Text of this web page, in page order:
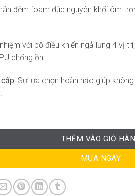
đệm foam đúc nguyên khối ôm
với bộ điều khiển ngả lưng 4 vị
chống ồn.
Sự lựa chọn hoàn hảo giúp
Cấp DF-WC4279 số lượng
THÊM VÀO GIỎ
MUA NGAY